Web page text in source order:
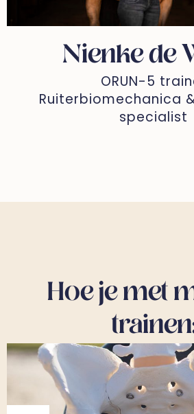
Nienke de
ORUN-5
Ruiterbiomechanica
specialist
Hoe je met